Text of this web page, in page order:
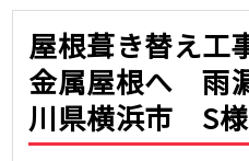
屋根葺き替え
金属屋根へ 雨
川県横浜市 S様